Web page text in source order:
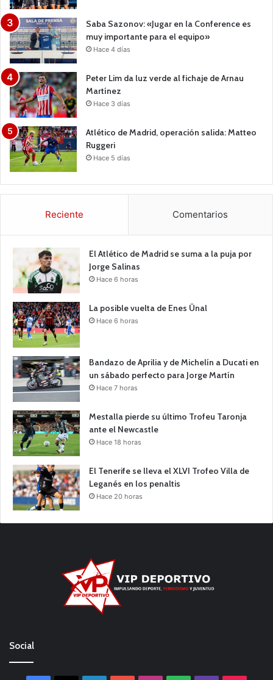
Saba Sazonov: «Jugar en la Conference es
muy importante para el equipo»
Hace 4 días
Peter Lim da luz verde al fichaje de Arnau
Martínez
Hace 3 días
Atlético de Madrid, operación salida: Matteo
Ruggeri
Hace 5 días
Reciente Comentarios
El Atlético de Madrid se suma a la puja por
Jorge Salinas
Hace 6 horas
La posible vuelta de Enes Ünal
Hace 6 horas
Bandazo de Aprilia y de Michelín a Ducati en
un sábado perfecto para Jorge Martín
Hace 7 horas
Mestalla pierde su último Trofeu Taronja
ante el Newcastle
Hace 18 horas
El Tenerife se lleva el XLVI Trofeo Villa de
Leganés en los penaltis
Hace 20 horas
Social